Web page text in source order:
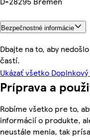
Bezpečnostné informácie
Dbajte na to, aby
častí.
Ukázať všetko
Príprava a
Robíme všetko pre to,
informácií o produkte,
neustále menia, tak